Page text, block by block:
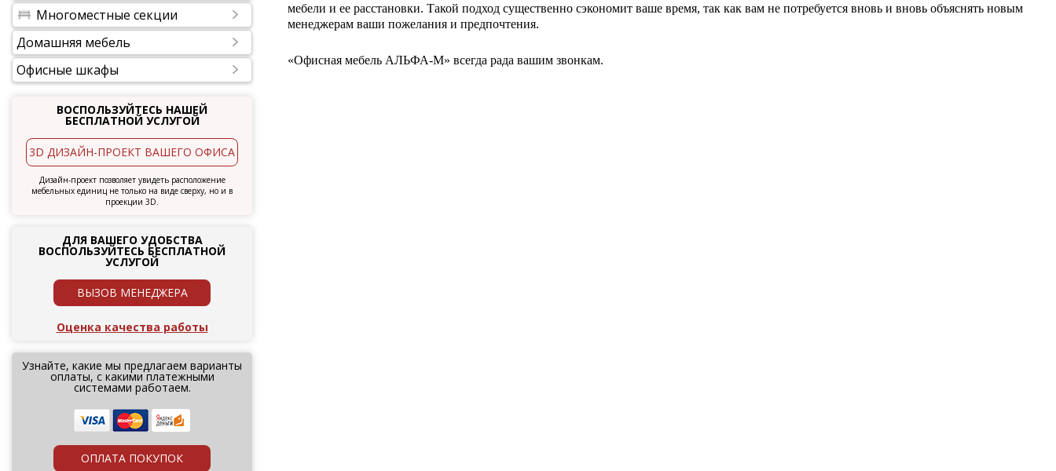
Многоместные секции
Домашняя мебель
Офисные шкафы
ВОСПОЛЬЗУЙТЕСЬ НАШЕЙ
БЕСПЛАТНОЙ УСЛУГОЙ
3D ДИЗАЙН-ПРОЕКТ ВАШЕГО ОФИСА
Дизайн-проект позволяет увидеть расположение
мебельных единиц не только на виде сверху, но и в
проекции 3D.
ДЛЯ ВАШЕГО УДОБСТВА
ВОСПОЛЬЗУЙТЕСЬ БЕСПЛАТНОЙ
УСЛУГОЙ
ВЫЗОВ МЕНЕДЖЕРА
Оценка качества работы
Узнайте, какие мы предлагаем варианты
оплаты, с какими платежными
системами работаем.
ОПЛАТА ПОКУПОК
мебели и ее расстановки. Такой подход существенно сэкономит ваше время, так как вам не потребуется вновь и вновь объяснять новым
менеджерам ваши пожелания и предпочтения.
«Офисная мебель АЛЬФА-М» всегда рада вашим звонкам.